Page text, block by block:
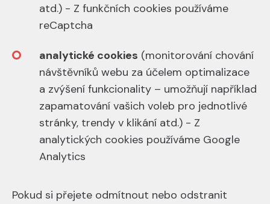
atd.) - Z funkčních cookies používáme
reCaptcha
analytické cookies (monitorování chování
návštěvníků webu za účelem optimalizace
a zvýšení funkcionality – umožňují například
zapamatování vašich voleb pro jednotlivé
stránky, trendy v klikání atd.) - Z
analytických cookies používáme Google
Analytics
Pokud si přejete odmítnout nebo odstranit